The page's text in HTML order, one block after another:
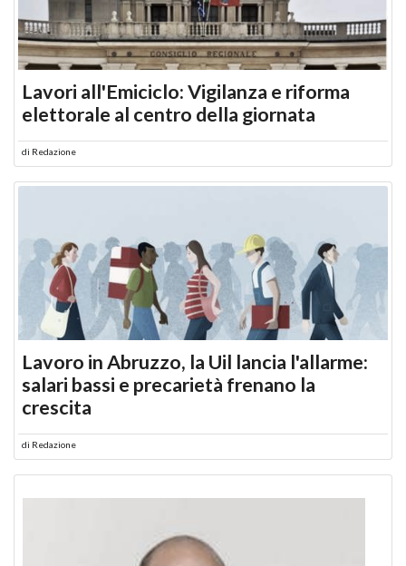
Lavori all'Emiciclo: Vigilanza e riforma
elettorale al centro della giornata
di Redazione
Lavoro in Abruzzo, la Uil lancia l'allarme:
salari bassi e precarietà frenano la
crescita
di Redazione